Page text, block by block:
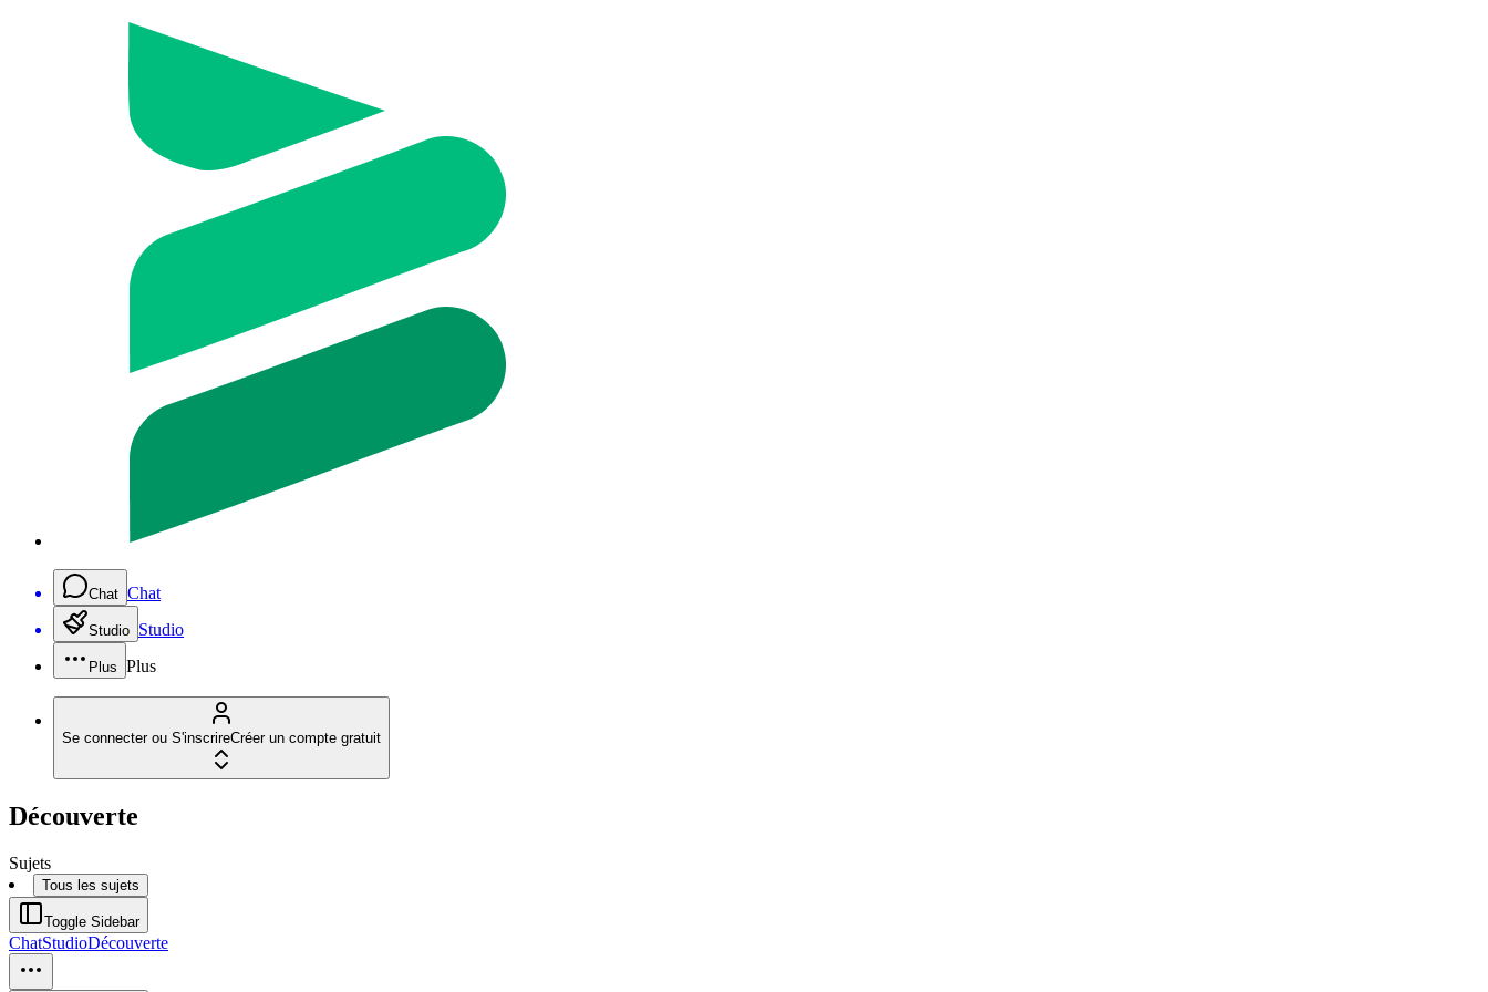
Chat Chat
Studio Studio
Plus Plus
Se connecter ou S'inscrireCréer un compte gratuit
Découverte
Sujets
Tous les sujets
Toggle Sidebar
ChatStudioDécouverte